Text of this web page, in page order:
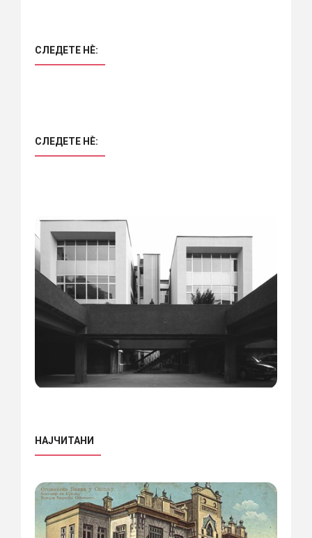
СЛЕДЕТЕ НÈ:
СЛЕДЕТЕ НÈ:
НАЈЧИТАНИ